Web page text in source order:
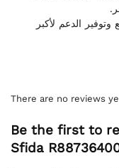
الدعم لأكبر
There are no reviews
Be the first to
Sfida